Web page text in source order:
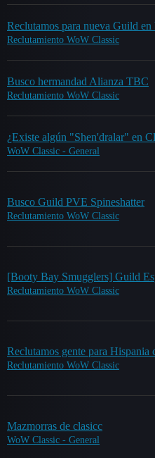
Reclutamos para nueva Guild
Reclutamiento WoW Classic
Busco hermandad Alianza TBC
Reclutamiento WoW Classic
¿Existe algún "Shen'dralar" en
WoW Classic - General
Busco Guild PVE Spineshatter
Reclutamiento WoW Classic
[Booty Bay Smugglers] Guild
Reclutamiento WoW Classic
Reclutamos gente para
Reclutamiento WoW Classic
Mazmorras de clasicc
WoW Classic - General